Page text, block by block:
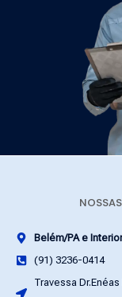
Belém/PA e Interior
(91) 3236-0414
Travessa